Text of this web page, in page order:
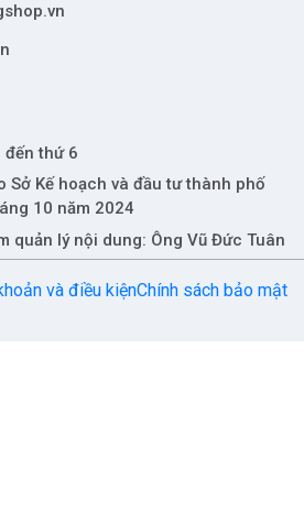
đến thứ 6
Sở Kế hoạch và đầu tư thành phố
10 năm 2024
quản lý nội dung: Ông Vũ Đức Tuân
và điều kiệnChính sách bảo mật